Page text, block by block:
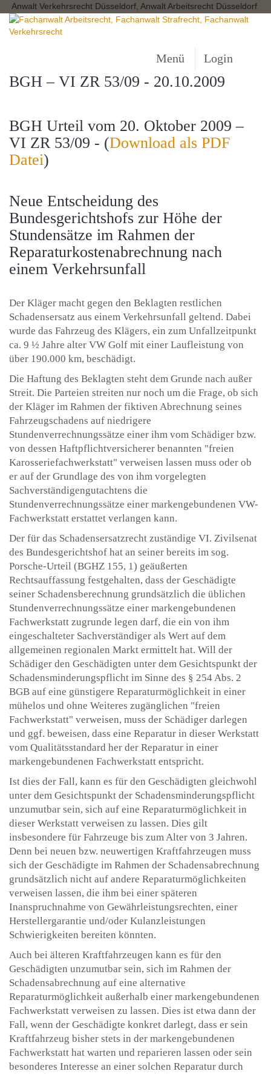
Anwalt Verkehrsrecht Düsseldorf, Anwalt Arbeitsrecht Düsseldorf
Menü Login
BGH – VI ZR 53/09 - 20.10.2009
BGH Urteil vom 20. Oktober 2009 –
VI ZR 53/09 - (Download als PDF
Datei)
Neue Entscheidung des
Bundesgerichtshofs zur Höhe der
Stundensätze im Rahmen der
Reparaturkostenabrechnung nach
einem Verkehrsunfall
Der Kläger macht gegen den Beklagten restlichen
Schadensersatz aus einem Verkehrsunfall geltend. Dabei
wurde das Fahrzeug des Klägers, ein zum Unfallzeitpunkt
ca. 9 ½ Jahre alter VW Golf mit einer Laufleistung von
über 190.000 km, beschädigt.
Die Haftung des Beklagten steht dem Grunde nach außer
Streit. Die Parteien streiten nur noch um die Frage, ob sich
der Kläger im Rahmen der fiktiven Abrechnung seines
Fahrzeugschadens auf niedrigere
Stundenverrechnungssätze einer ihm vom Schädiger bzw.
von dessen Haftpflichtversicherer benannten "freien
Karosseriefachwerkstatt" verweisen lassen muss oder ob
er auf der Grundlage des von ihm vorgelegten
Sachverständigengutachtens die
Stundenverrechnungssätze einer markengebundenen VW-
Fachwerkstatt erstattet verlangen kann.
Der für das Schadensersatzrecht zuständige VI. Zivilsenat
des Bundesgerichtshof hat an seiner bereits im sog.
Porsche-Urteil (BGHZ 155, 1) geäußerten
Rechtsauffassung festgehalten, dass der Geschädigte
seiner Schadensberechnung grundsätzlich die üblichen
Stundenverrechnungssätze einer markengebundenen
Fachwerkstatt zugrunde legen darf, die ein von ihm
eingeschalteter Sachverständiger als Wert auf dem
allgemeinen regionalen Markt ermittelt hat. Will der
Schädiger den Geschädigten unter dem Gesichtspunkt der
Schadensminderungspflicht im Sinne des § 254 Abs. 2
BGB auf eine günstigere Reparaturmöglichkeit in einer
mühelos und ohne Weiteres zugänglichen "freien
Fachwerkstatt" verweisen, muss der Schädiger darlegen
und ggf. beweisen, dass eine Reparatur in dieser Werkstatt
vom Qualitätsstandard her der Reparatur in einer
markengebundenen Fachwerkstatt entspricht.
Ist dies der Fall, kann es für den Geschädigten gleichwohl
unter dem Gesichtspunkt der Schadensminderungspflicht
unzumutbar sein, sich auf eine Reparaturmöglichkeit in
dieser Werkstatt verweisen zu lassen. Dies gilt
insbesondere für Fahrzeuge bis zum Alter von 3 Jahren.
Denn bei neuen bzw. neuwertigen Kraftfahrzeugen muss
sich der Geschädigte im Rahmen der Schadensabrechnung
grundsätzlich nicht auf andere Reparaturmöglichkeiten
verweisen lassen, die ihm bei einer späteren
Inanspruchnahme von Gewährleistungsrechten, einer
Herstellergarantie und/oder Kulanzleistungen
Schwierigkeiten bereiten könnten.
Auch bei älteren Kraftfahrzeugen kann es für den
Geschädigten unzumutbar sein, sich im Rahmen der
Schadensabrechnung auf eine alternative
Reparaturmöglichkeit außerhalb einer markengebundenen
Fachwerkstatt verweisen zu lassen. Dies ist etwa dann der
Fall, wenn der Geschädigte konkret darlegt, dass er sein
Kraftfahrzeug bisher stets in der markengebundenen
Fachwerkstatt hat warten und reparieren lassen oder sein
besonderes Interesse an einer solchen Reparatur durch